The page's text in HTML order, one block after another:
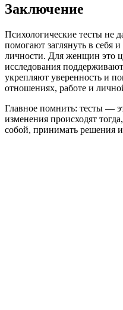
Заключение
Психологические тесты не
помогают заглянуть в себя
личности. Для женщин это
исследования
укрепляют уверенность и
отношениях, работе и
Главное помнить: тесты —
изменения происходят
собой, принимать решения и